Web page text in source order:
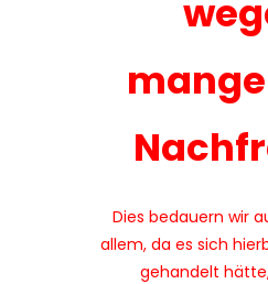
Dies bedauern wir
allem, da es sich
gehandelt